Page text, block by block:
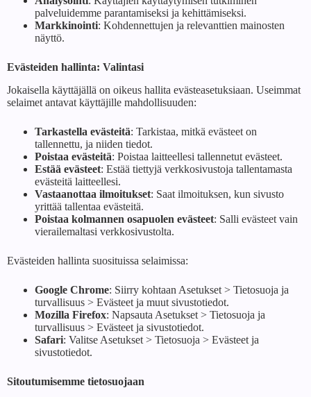
palveluidemme parantamiseksi ja kehittämiseksi.
Markkinointi: Kohdennettujen ja relevanttien mainosten
näyttö.
Evästeiden hallinta: Valintasi
Jokaisella käyttäjällä on oikeus hallita evästeasetuksiaan. Useimmat
selaimet antavat käyttäjille mahdollisuuden:
Tarkastella evästeitä: Tarkistaa, mitkä evästeet on
tallennettu, ja niiden tiedot.
Poistaa evästeitä: Poistaa laitteellesi tallennetut evästeet.
Estää evästeet: Estää tiettyjä verkkosivustoja tallentamasta
evästeitä laitteellesi.
Vastaanottaa ilmoitukset: Saat ilmoituksen, kun sivusto
yrittää tallentaa evästeitä.
Poistaa kolmannen osapuolen evästeet: Salli evästeet vain
vierailemaltasi verkkosivustolta.
Evästeiden hallinta suosituissa selaimissa:
Google Chrome: Siirry kohtaan Asetukset > Tietosuoja ja
turvallisuus > Evästeet ja muut sivustotiedot.
Mozilla Firefox: Napsauta Asetukset > Tietosuoja ja
turvallisuus > Evästeet ja sivustotiedot.
Safari: Valitse Asetukset > Tietosuoja > Evästeet ja
sivustotiedot.
Sitoutumisemme tietosuojaan